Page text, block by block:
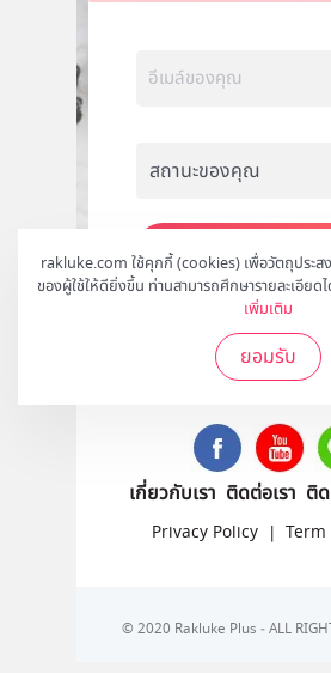
rakluke.com ใช้คุกกี้ (cookies) เพื่อวัตถุประ
ของผู้ใช้ให้ดียิ่งขึ้น ท่านสามารถศึกษารายละเอียดไ
เพิ่มเติม
ยอมรับ
สมัคร
ติดตามเราได้ที่
เกี่ยวกับเรา ติดต่อเรา ติ
Privacy Policy | Term
© 2020 Rakluke Plus - ALL